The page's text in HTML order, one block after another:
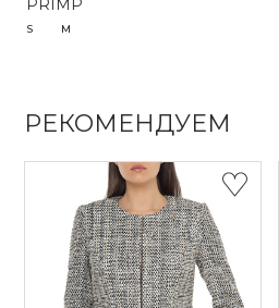
PRIMP
S M
РЕКОМЕНДУЕМ